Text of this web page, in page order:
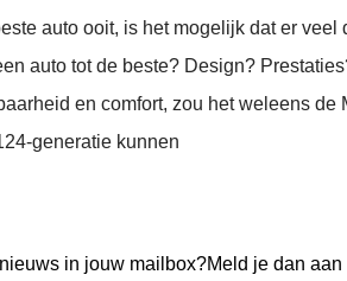
auto ooit, is het mogelijk dat er veel
auto tot de beste? Design?
en comfort, zou het weleens de
generatie kunnen
in jouw mailbox?Meld je dan aan